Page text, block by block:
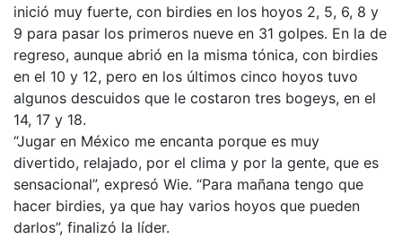
inició muy fuerte, con birdies en los hoyos 2, 5, 6, 8 y
9 para pasar los primeros nueve en 31 golpes. En la de
regreso, aunque abrió en la misma tónica, con birdies
en el 10 y 12, pero en los últimos cinco hoyos tuvo
algunos descuidos que le costaron tres bogeys, en el
14, 17 y 18.
“Jugar en México me encanta porque es muy
divertido, relajado, por el clima y por la gente, que es
sensacional”, expresó Wie. “Para mañana tengo que
hacer birdies, ya que hay varios hoyos que pueden
darlos”, finalizó la líder.